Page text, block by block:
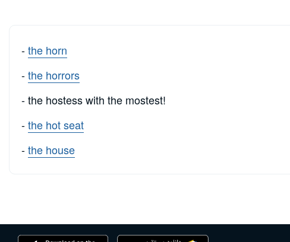
-the horn
-the horrors
- the hostess with the mostest!
-the hot seat
-the house